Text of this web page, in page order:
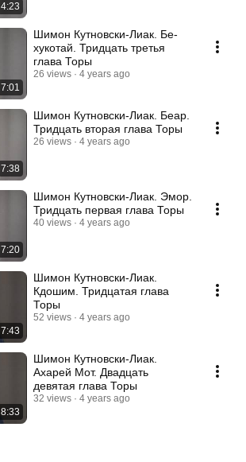
4:23
7:01
Шимон Кутновски-Лиак. Бе-
хукотай. Тридцать третья
глава Торы
26 views 4 years ago
7:38
Шимон Кутновски-Лиак. Беар.
Тридцать вторая глава Торы
26 views 4 years ago
7:20
Шимон Кутновски-Лиак. Эмор.
Тридцать первая глава Торы
40 views 4 years ago
7:43
Шимон Кутновски-Лиак.
Кдошим. Тридцатая глава
Торы
52 views 4 years ago
8:33
Шимон Кутновски-Лиак.
Ахарей Мот. Двадцать
девятая глава Торы
32 views 4 years ago